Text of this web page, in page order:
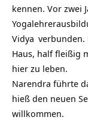
kennen. Vor zwei
Vidya verbunden.
Haus, half fleißig
hier zu leben.
Narendra führte
hieß den neuen
willkommen.